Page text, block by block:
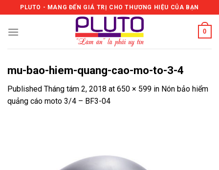
to
content
PLUTO - MANG ĐẾN GIÁ TRỊ CHO THƯƠNG HIỆU CỦA BẠN
0
mu-bao-hiem-quang-cao-mo-to-3-4
Published Tháng tám 2, 2018 at 650 × 599 in Nón bảo hiểm
quảng cáo moto 3/4 – BF3-04